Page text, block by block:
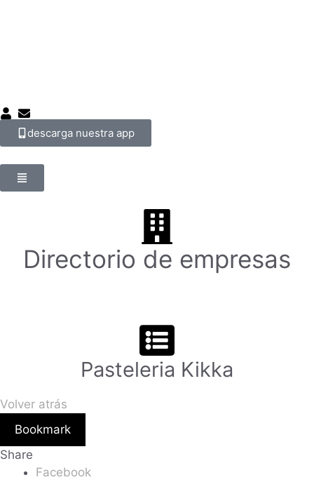
descarga nuestra app
Directorio de empresas
Pasteleria Kikka
Volver atrás
Bookmark
Share
Facebook